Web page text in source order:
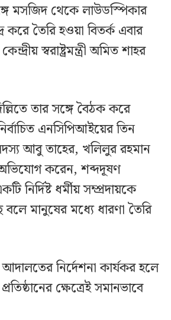
মসজিদ থেকে লাউডস্পিকার
তৈরি হওয়া বিতর্ক এবার
স্বরাষ্ট্রমন্ত্রী অমিত শাহর
তার সঙ্গে বৈঠক করে
এনসিপিআইয়ের তিন
আবু তাহের, খলিলুর রহমান
করেন, শব্দদূষণ
নির্দিষ্ট ধর্মীয় সম্প্রদায়কে
বলে মানুষের মধ্যে ধারণা তৈরি
আদালতের নির্দেশনা কার্যকর হলে
ক্ষেত্রেই সমানভাবে